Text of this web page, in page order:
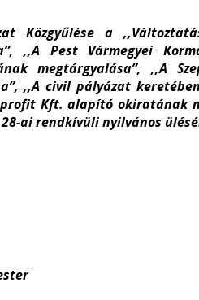
Közgyűlése a
,,A Pest Vármegyei
megtárgyalása”, ,,A
,,A civil pályázat
Kft. alapító okiratának
ai rendkívüli nyilvános